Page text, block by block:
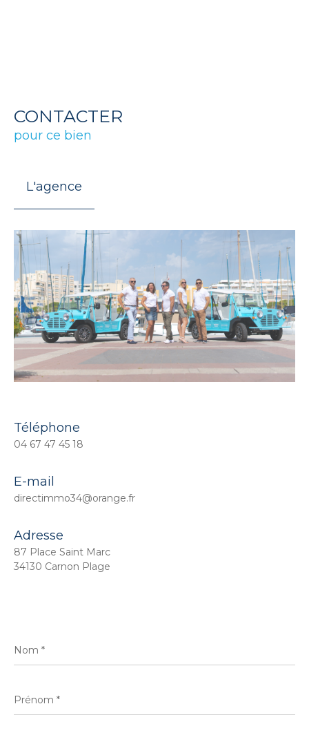
CONTACTER
pour ce bien
L'agence
Téléphone
04 67 47 45 18
E-mail
directimmo34@orange.fr
Adresse
87 Place Saint Marc
34130 Carnon Plage
*
*